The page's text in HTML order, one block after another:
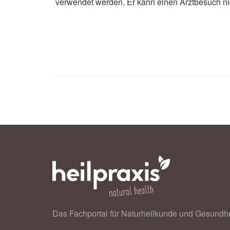
Das Fachportal für Naturheilkunde und